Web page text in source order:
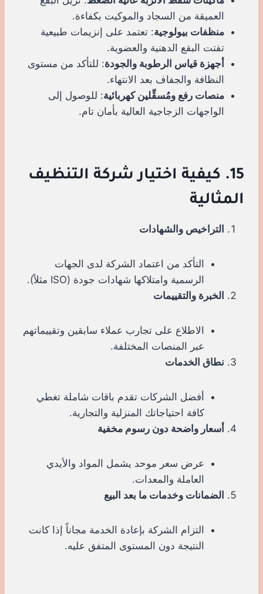
العميقة من السجاد والموكيت بكفاءة.
منظفات بيولوجية: تعتمد على إنزيمات طبيعية
تفتت البقع الدهنية والعضوية.
أجهزة قياس الرطوبة والجودة: للتأكد من مستوى
النظافة والجفاف بعد الانتهاء.
منصات رفع ومُسقِّلين كهربائية: للوصول إلى
الواجهات الزجاجية العالية بأمان تام.
15. كيفية اختيار شركة التنظيف
المثالية
التراخيص والشهادات
التأكد من اعتماد الشركة لدى الجهات
الرسمية وامتلاكها شهادات جودة (ISO مثلاً).
الخبرة والتقييمات
الاطلاع على تجارب عملاء سابقين وتقييماتهم
عبر المنصات المختلفة.
نطاق الخدمات
أفضل الشركات تقدم باقات شاملة تغطي
كافة احتياجاتك المنزلية والتجارية.
أسعار واضحة دون رسوم مخفية
عرض سعر موحد يشمل المواد والأيدي
العاملة والمعدات.
الضمانات وخدمات ما بعد البيع
التزام الشركة بإعادة الخدمة مجاناً إذا كانت
النتيجة دون المستوى المتفق عليه.